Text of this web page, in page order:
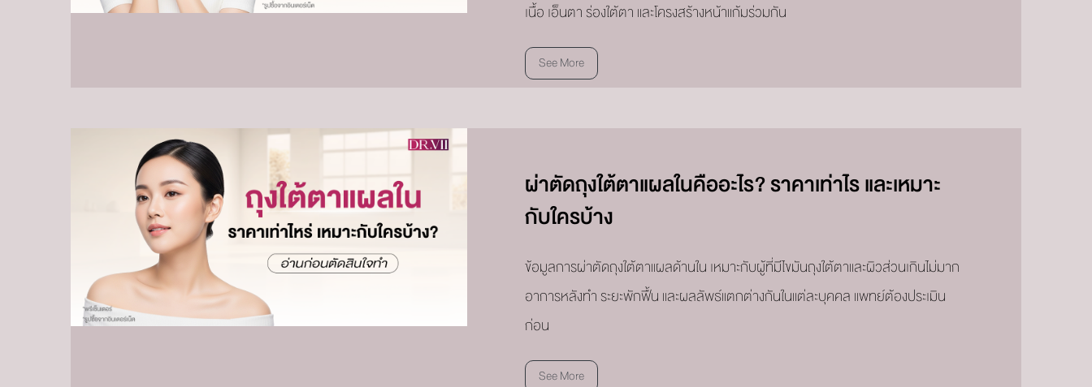
เนื้อ เอ็นตา ร่องใต้ตา และโครงสร้างหน้าแก้มร่วมกัน
See More
ผ่าตัดถุงใต้ตาแผลในคืออะไร? ราคาเท่าไร และเหมาะ
กับใครบ้าง
ข้อมูลการผ่าตัดถุงใต้ตาแผลด้านใน เหมาะกับผู้ที่มีไขมันถุงใต้ตาและผิวส่วนเกินไม่มาก
อาการหลังทำ ระยะพักฟื้น และผลลัพธ์แตกต่างกันในแต่ละบุคคล แพทย์ต้องประเมิน
ก่อน
See More